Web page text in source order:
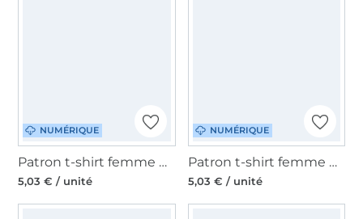
NUMÉRIQUE
Patron t-shirt femme pdf Sissy Sew Simple, en allemand
5,03 € / unité
NUMÉRIQUE
Patron t-shirt femme pdf Meene Sew Simple, en allemand
5,03 € / unité